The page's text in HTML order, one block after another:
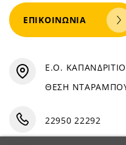
ΕΠΙΚΟΙΝΩΝΊΑ
Ε.Ο.
ΘΕΣΗ
22950 22292